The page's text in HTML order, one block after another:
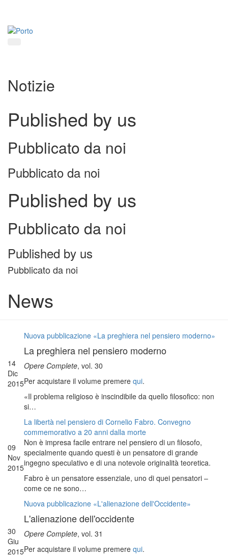
contenuto
Notizie
Published by us
Pubblicato da noi
Pubblicato da noi
Published by us
Pubblicato da noi
Published by us
Pubblicato da noi
News
14
Dic
2015
Nuova pubblicazione «La preghiera nel pensiero moderno»
La preghiera nel pensiero moderno
Opere Complete, vol. 30
Per acquistare il volume premere qui.
«Il problema religioso è inscindibile da quello filosofico: non
si…
09
Nov
2015
La libertà nel pensiero di Cornelio Fabro. Convegno
commemorativo a 20 anni dalla morte
Non è impresa facile entrare nel pensiero di un filosofo,
specialmente quando questi è un pensatore di grande
ingegno speculativo e di una notevole originalità teoretica.
Fabro è un pensatore essenziale, uno di quei pensatori –
come ce ne sono…
30
Giu
2015
Nuova pubblicazione «L'alienazione dell'Occidente»
L'alienazione dell'occidente
Opere Complete, vol. 31
Per acquistare il volume premere qui.